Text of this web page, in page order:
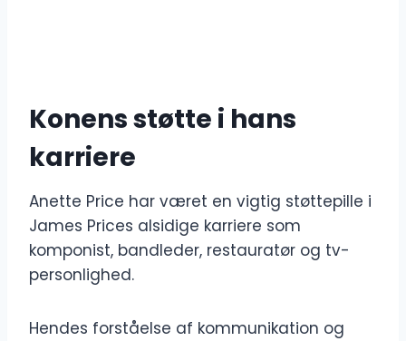
Konens støtte i hans
karriere
Anette Price har været en vigtig støttepille i
James Prices alsidige karriere som
komponist, bandleder, restauratør og tv-
personlighed.
Hendes forståelse af kommunikation og